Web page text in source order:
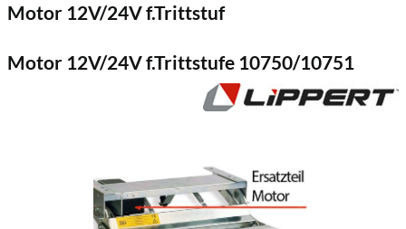
Motor 12V/24V f.Trittstuf
Motor 12V/24V f.Trittstufe 10750/10751